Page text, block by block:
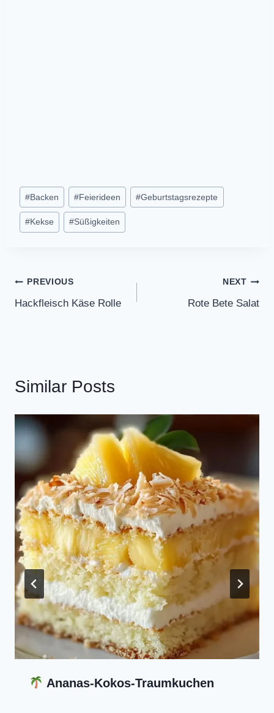
Post
Tags:
#Backen #Feierideen #Geburtstagsrezepte
#Kekse #Süßigkeiten
Post
navigation
PREVIOUS
Hackfleisch Käse Rolle
NEXT
Rote Bete Salat
Similar Posts
Ananas-Kokos-Traumkuchen